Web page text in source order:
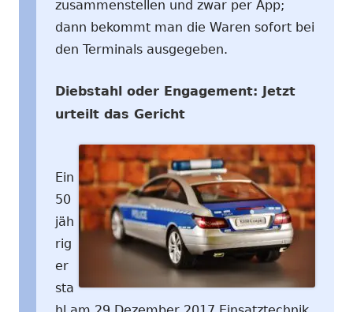
zusammenstellen und zwar per App;
dann bekommt man die Waren sofort bei
den Terminals ausgegeben.
Diebstahl oder Engagement: Jetzt
urteilt das Gericht
Ein
50
jäh
rig
er
sta